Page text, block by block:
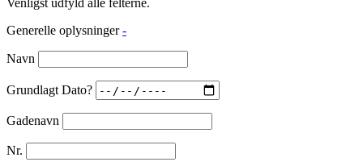
Venligst udfyld alle felterne.
Generelle oplysninger -
Navn
Grundlagt Dato?
Gadenavn
Nr.